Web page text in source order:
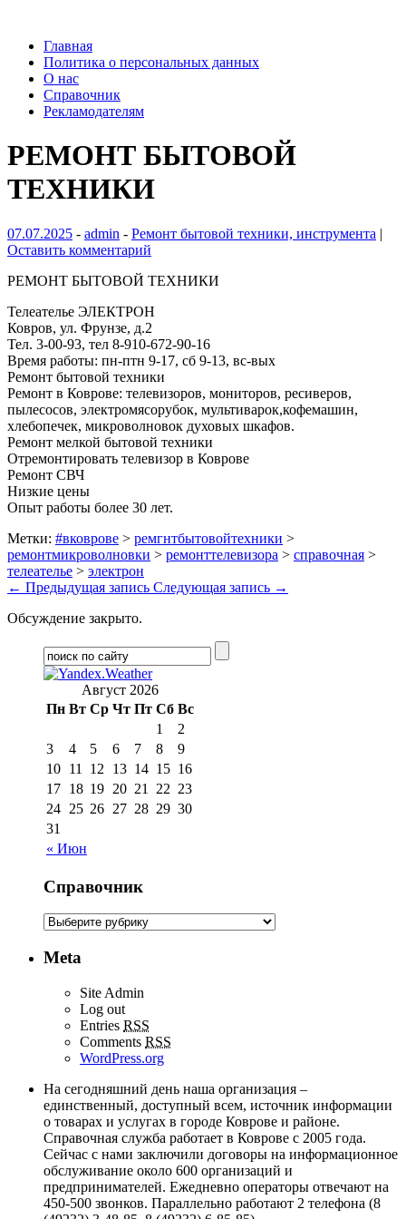
Главная
Политика о персональных данных
О нас
Справочник
Рекламодателям
РЕМОНТ БЫТОВОЙ
ТЕХНИКИ
07.07.2025 - admin - Ремонт бытовой техники, инструмента |
Оставить комментарий
РЕМОНТ БЫТОВОЙ ТЕХНИКИ
Телеателье ЭЛЕКТРОН
Ковров, ул. Фрунзе, д.2
Тел. 3-00-93, тел 8-910-672-90-16
Время работы: пн-птн 9-17, сб 9-13, вс-вых
Ремонт бытовой техники
Ремонт в Коврове: телевизоров, мониторов, ресиверов,
пылесосов, электромясорубок, мультиварок,кофемашин,
хлебопечек, микроволновок духовых шкафов.
Ремонт мелкой бытовой техники
Отремонтировать телевизор в Коврове
Ремонт СВЧ
Низкие цены
Опыт работы более 30 лет.
Метки: #вковрове > ремгнтбытовойтехники >
ремонтмикроволновки > ремонттелевизора > справочная >
телеателье > электрон
← Предыдущая запись Следующая запись →
Обсуждение закрыто.
Август 2026
Пн Вт Ср Чт Пт Сб Вс
« Июн
1
2
3
4 5 6 7 8
9
10 11 12 13 14 15 16
17 18 19 20 21 22 23
24 25 26 27 28 29 30
31
Справочник
Meta
Site Admin
Log out
Entries RSS
Comments RSS
WordPress.org
На сегодняшний день наша организация –
единственный, доступный всем, источник информации
о товарах и услугах в городе Коврове и районе.
Справочная служба работает в Коврове с 2005 года.
Сейчас с нами заключили договоры на информационное
обслуживание около 600 организаций и
предпринимателей. Ежедневно операторы отвечают на
450-500 звонков. Параллельно работают 2 телефона (8